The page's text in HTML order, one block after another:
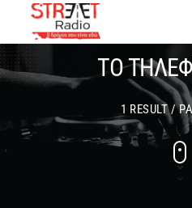
ΤΟ
1 RESULT /